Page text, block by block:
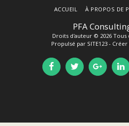
PFA
Droits d'auteur © 2026
Propulsé par SITE123-
ACCUEIL À PROPOS DE